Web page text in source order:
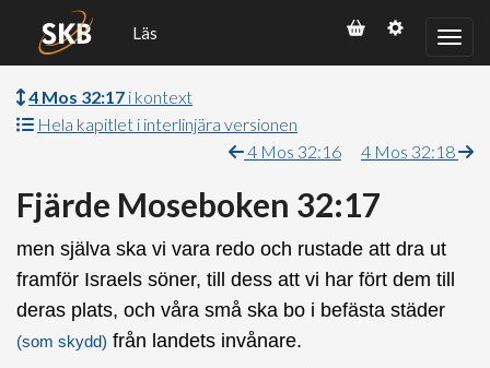
Läs
4 Mos 32:17 i kontext
Hela kapitlet i interlinjära versionen
4 Mos 32:16
4 Mos 32:18
Fjärde Moseboken 32:17
men själva ska vi vara redo och rustade att dra ut
framför Israels söner, till dess att vi har fört dem till
deras plats, och våra små ska bo i befästa städer
(som skydd) från landets invånare.